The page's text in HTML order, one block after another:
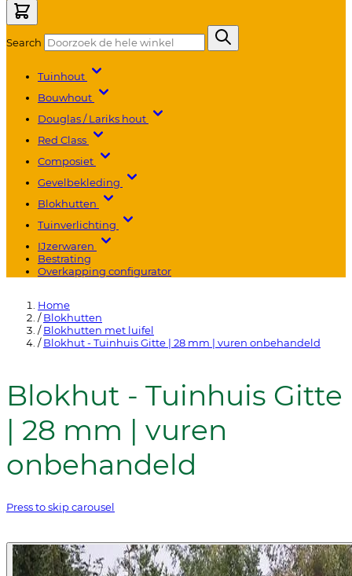
Search
Tuinhout
Bouwhout
Douglas / Lariks hout
Red Class
Composiet
Gevelbekleding
Blokhutten
Tuinverlichting
IJzerwaren
Bestrating
Overkapping configurator
Home
/ Blokhutten
/ Blokhutten met luifel
/ Blokhut - Tuinhuis Gitte | 28 mm | vuren onbehandeld
Blokhut - Tuinhuis Gitte
| 28 mm | vuren
onbehandeld
Press to skip carousel